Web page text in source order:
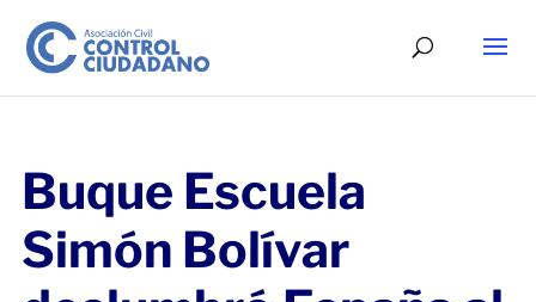
Buque Escuela
Simón Bolívar